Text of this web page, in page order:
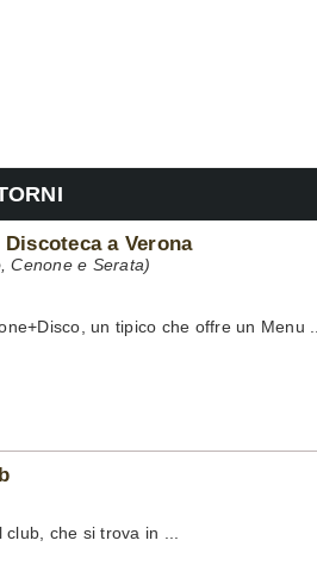
a Verona
Cenone e Serata)
un tipico che offre un Menu ...
che si trova in ...